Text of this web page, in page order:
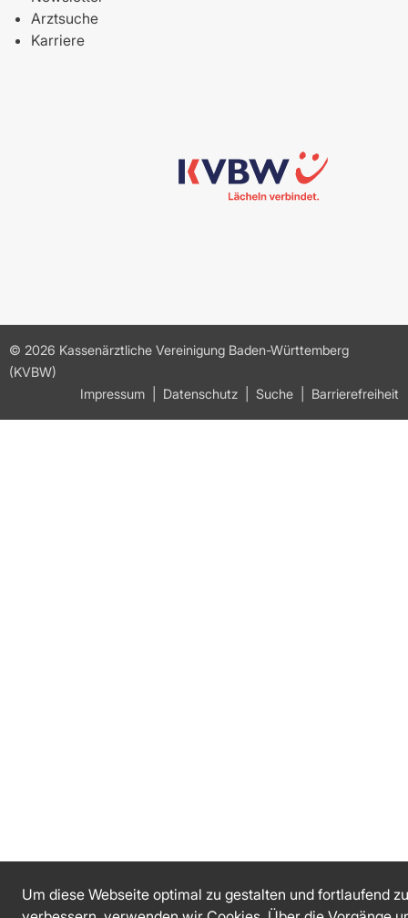
Arztsuche
Karriere
© 2026 Kassenärztliche Vereinigung Baden-Württemberg
(KVBW)
Impressum
Datenschutz Suche Barrierefreiheit
Um diese Webseite optimal zu gestalten und fortlaufend zu